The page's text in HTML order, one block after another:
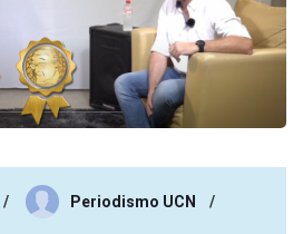
Periodismo UCN